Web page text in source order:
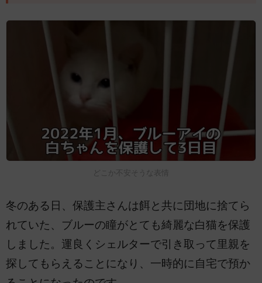
どこか不安そうな表情
冬のある日、保護主さんは餌と共に団地に捨てら
れていた、ブルーの瞳がとても綺麗な白猫を保護
しました。運良くシェルターで引き取って里親を
探してもらえることになり、一時的に自宅で預か